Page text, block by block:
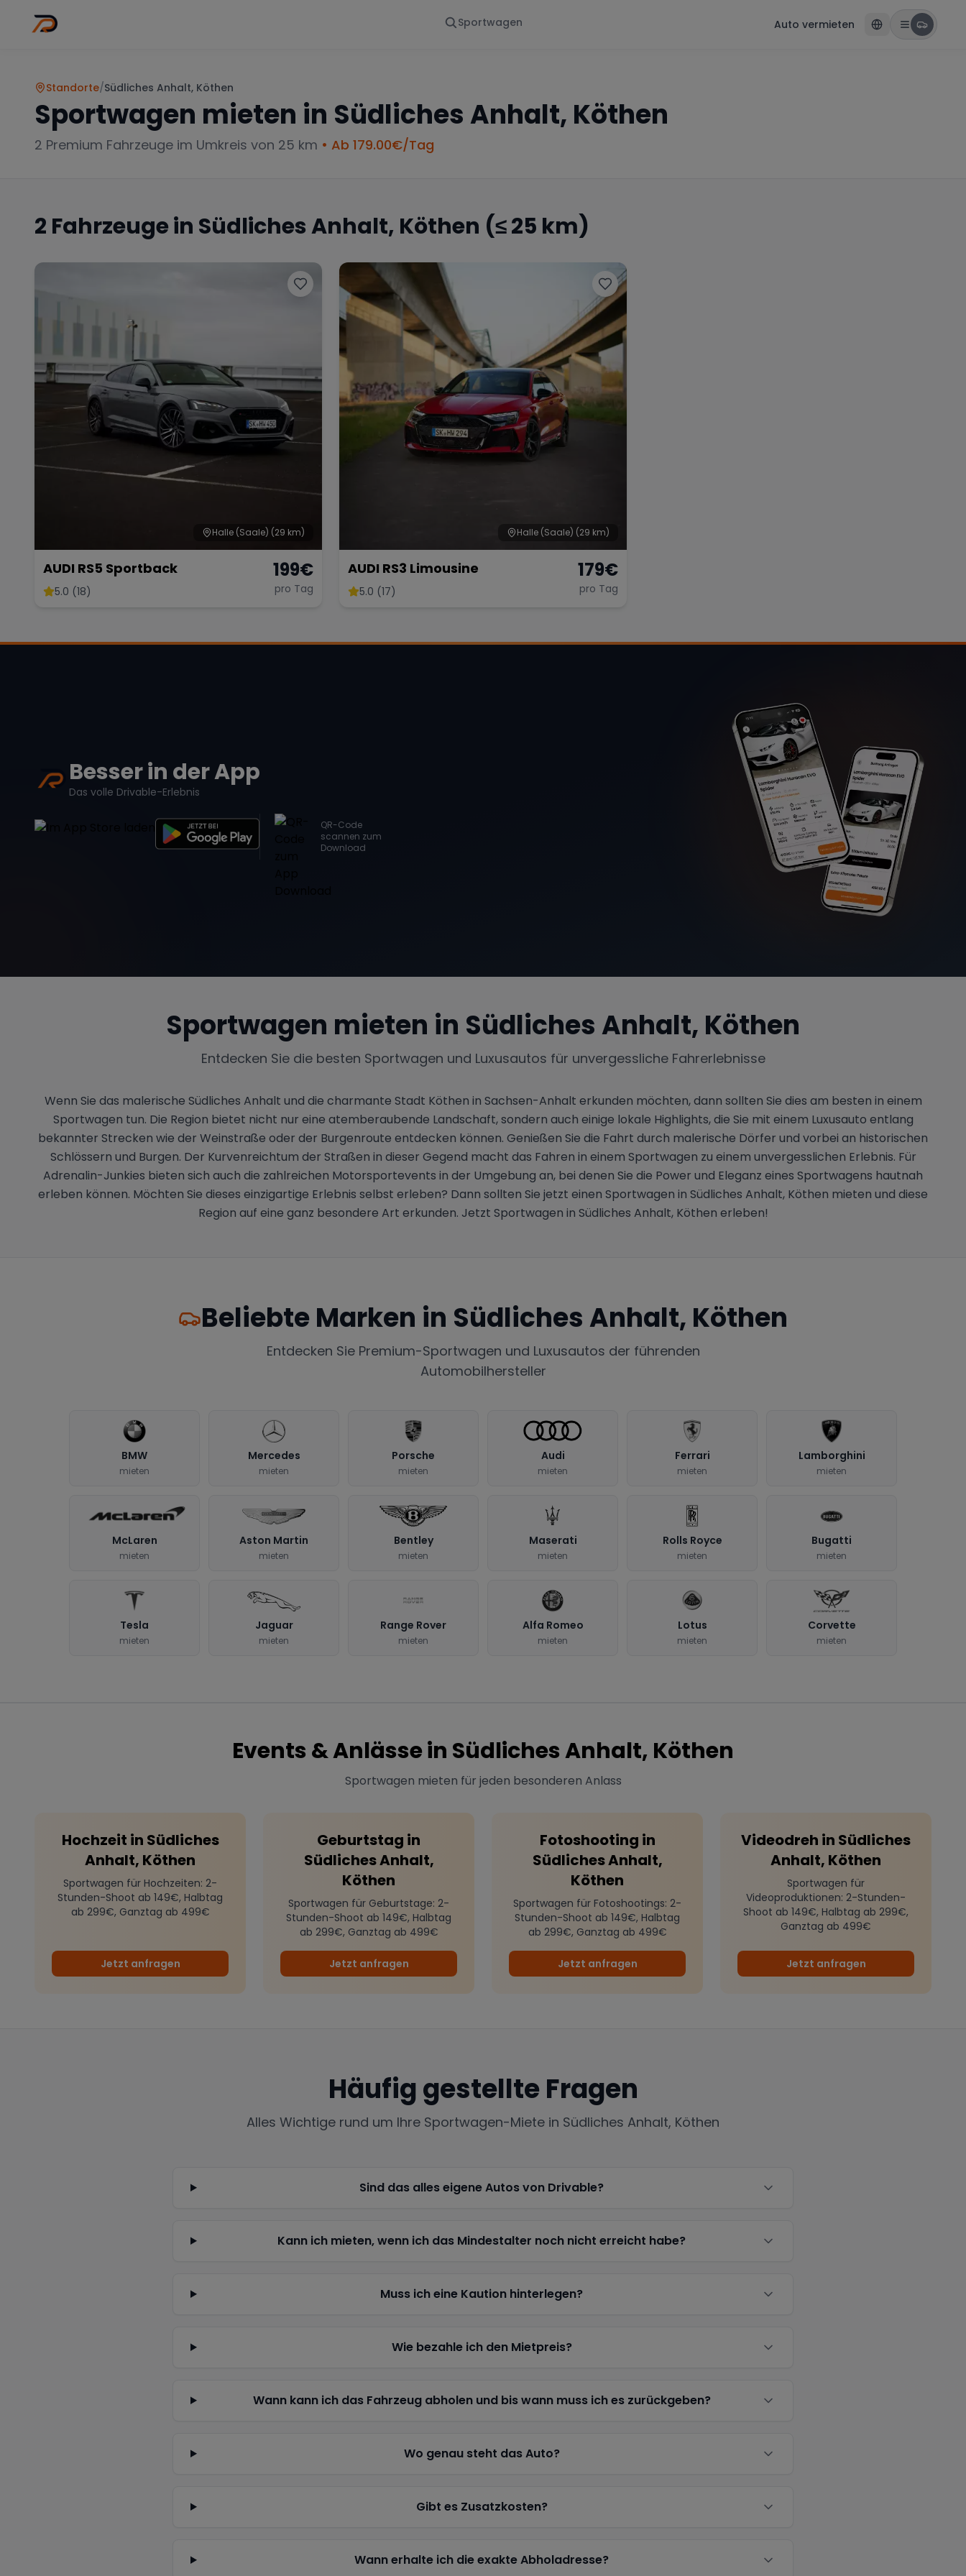
Sportwagen Auto vermieten
Standorte/Südliches Anhalt, Köthen
Sportwagen mieten in Südliches Anhalt, Köthen
2 Premium Fahrzeuge im Umkreis von 25 km • Ab 179.00€/Tag
2 Fahrzeuge in Südliches Anhalt, Köthen (≤ 25 km)
Halle (Saale) (29 km)
AUDI RS5 Sportback
5.0 (18)
199€
pro Tag
Halle (Saale) (29 km)
AUDI RS3 Limousine
5.0 (17)
179€
pro Tag
Besser in der App
Das volle Drivable-Erlebnis
QR-Code
scannen zum
Download
Sportwagen mieten in Südliches Anhalt, Köthen
Entdecken Sie die besten Sportwagen und Luxusautos für unvergessliche Fahrerlebnisse
Wenn Sie das malerische Südliches Anhalt und die charmante Stadt Köthen in Sachsen-Anhalt erkunden möchten, dann sollten Sie dies am besten in einem
Sportwagen tun. Die Region bietet nicht nur eine atemberaubende Landschaft, sondern auch einige lokale Highlights, die Sie mit einem Luxusauto entlang
bekannter Strecken wie der Weinstraße oder der Burgenroute entdecken können. Genießen Sie die Fahrt durch malerische Dörfer und vorbei an historischen
Schlössern und Burgen. Der Kurvenreichtum der Straßen in dieser Gegend macht das Fahren in einem Sportwagen zu einem unvergesslichen Erlebnis. Für
Adrenalin-Junkies bieten sich auch die zahlreichen Motorsportevents in der Umgebung an, bei denen Sie die Power und Eleganz eines Sportwagens hautnah
erleben können. Möchten Sie dieses einzigartige Erlebnis selbst erleben? Dann sollten Sie jetzt einen Sportwagen in Südliches Anhalt, Köthen mieten und diese
Region auf eine ganz besondere Art erkunden. Jetzt Sportwagen in Südliches Anhalt, Köthen erleben!
Beliebte Marken in Südliches Anhalt, Köthen
Entdecken Sie Premium-Sportwagen und Luxusautos der führenden
Automobilhersteller
BMW
mieten
Mercedes
mieten
Porsche
mieten
Audi
mieten
Ferrari
mieten
Lamborghini
mieten
McLaren
mieten
Aston Martin
mieten
Bentley
mieten
Maserati
mieten
Rolls Royce
mieten
Bugatti
mieten
Tesla
mieten
Jaguar
mieten
Range Rover
mieten
Alfa Romeo
mieten
Lotus
mieten
Corvette
mieten
Events & Anlässe in Südliches Anhalt, Köthen
Sportwagen mieten für jeden besonderen Anlass
Hochzeit in Südliches
Anhalt, Köthen
Sportwagen für Hochzeiten: 2-
Stunden-Shoot ab 149€, Halbtag
ab 299€, Ganztag ab 499€
Jetzt anfragen
Geburtstag in
Südliches Anhalt,
Köthen
Sportwagen für Geburtstage: 2-
Stunden-Shoot ab 149€, Halbtag
ab 299€, Ganztag ab 499€
Jetzt anfragen
Fotoshooting in
Südliches Anhalt,
Köthen
Sportwagen für Fotoshootings: 2-
Stunden-Shoot ab 149€, Halbtag
ab 299€, Ganztag ab 499€
Jetzt anfragen
Videodreh in Südliches
Anhalt, Köthen
Sportwagen für
Videoproduktionen: 2-Stunden-
Shoot ab 149€, Halbtag ab 299€,
Ganztag ab 499€
Jetzt anfragen
Häufig gestellte Fragen
Alles Wichtige rund um Ihre Sportwagen-Miete in Südliches Anhalt, Köthen
Sind das alles eigene Autos von Drivable?
Kann ich mieten, wenn ich das Mindestalter noch nicht erreicht habe?
Muss ich eine Kaution hinterlegen?
Wie bezahle ich den Mietpreis?
Wann kann ich das Fahrzeug abholen und bis wann muss ich es zurückgeben?
Wo genau steht das Auto?
Gibt es Zusatzkosten?
Wann erhalte ich die exakte Abholadresse?